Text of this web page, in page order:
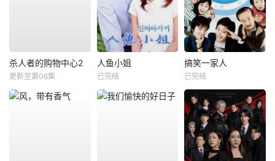
杀人者的购物中心2
更新至第06集
人鱼小姐
已完结
搞笑一家人
已完结